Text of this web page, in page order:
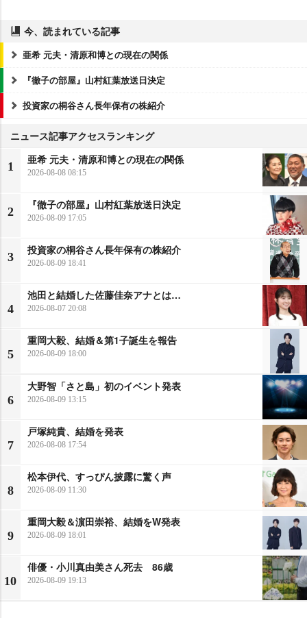
今、読まれている記事
亜希 元夫・清原和博との現在の関係
『徹子の部屋』山村紅葉放送日決定
投資家の桐谷さん長年保有の株紹介
ニュース記事アクセスランキング
1
亜希 元夫・清原和博との現在の関係
2026-08-08 08:15
2
『徹子の部屋』山村紅葉放送日決定
2026-08-09 17:05
3
投資家の桐谷さん長年保有の株紹介
2026-08-09 18:41
4
池田と結婚した佐藤佳奈アナとは…
2026-08-07 20:08
5
重岡大毅、結婚＆第1子誕生を報告
2026-08-09 18:00
6
大野智「さと島」初のイベント発表
2026-08-09 13:15
7
戸塚純貴、結婚を発表
2026-08-08 17:54
8
松本伊代、すっぴん披露に驚く声
2026-08-09 11:30
9
重岡大毅＆濵田崇裕、結婚をW発表
2026-08-09 18:01
10
俳優・小川真由美さん死去 86歳
2026-08-09 19:13